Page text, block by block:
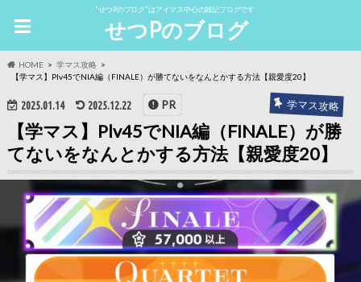
"せつPのブログ"はアイマス中心の雑記ブログです
せつPのブログ
HOME
学マス攻略
【学マス】Plv45でNIA編（FINALE）が勝てないをなんとかする方法【親愛度20】
2025.01.14 2025.12.22 学マス攻略
PR
【学マス】Plv45でNIA編（FINALE）が勝
てないをなんとかする方法【親愛度20】